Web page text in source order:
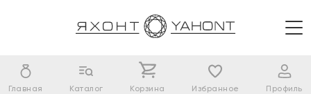
Главная Каталог Корзина Избранное Профиль